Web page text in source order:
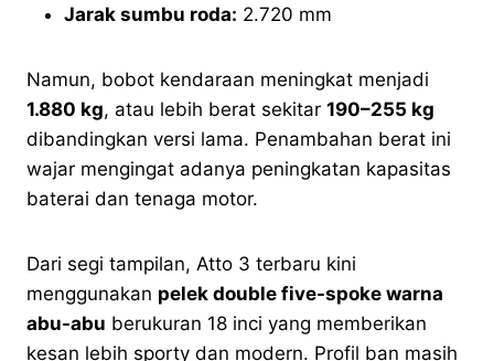
Jarak sumbu roda: 2.720 mm
Namun, bobot kendaraan meningkat menjadi
1.880 kg, atau lebih berat sekitar 190–255 kg
dibandingkan versi lama. Penambahan berat ini
wajar mengingat adanya peningkatan kapasitas
baterai dan tenaga motor.
Dari segi tampilan, Atto 3 terbaru kini
menggunakan pelek double five-spoke warna
abu-abu berukuran 18 inci yang memberikan
kesan lebih sporty dan modern. Profil ban masih